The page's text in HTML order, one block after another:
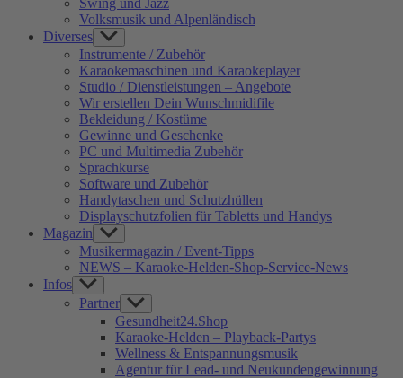
Volksmusik und Alpenländisch
Diverses Show
sub
menu
Instrumente / Zubehör
Karaokemaschinen und Karaokeplayer
Studio / Dienstleistungen – Angebote
Wir erstellen Dein Wunschmidifile
Bekleidung / Kostüme
Gewinne und Geschenke
PC und Multimedia Zubehör
Sprachkurse
Software und Zubehör
Handytaschen und Schutzhüllen
Displayschutzfolien für Tabletts und Handys
Magazin Show
sub
menu
Musikermagazin / Event-Tipps
NEWS – Karaoke-Helden-Shop-Service-News
Infos Show
sub
menu
Partner Show
sub
menu
Gesundheit24.Shop
Karaoke-Helden – Playback-Partys
Wellness & Entspannungsmusik
Agentur für Lead- und Neukundengewinnung